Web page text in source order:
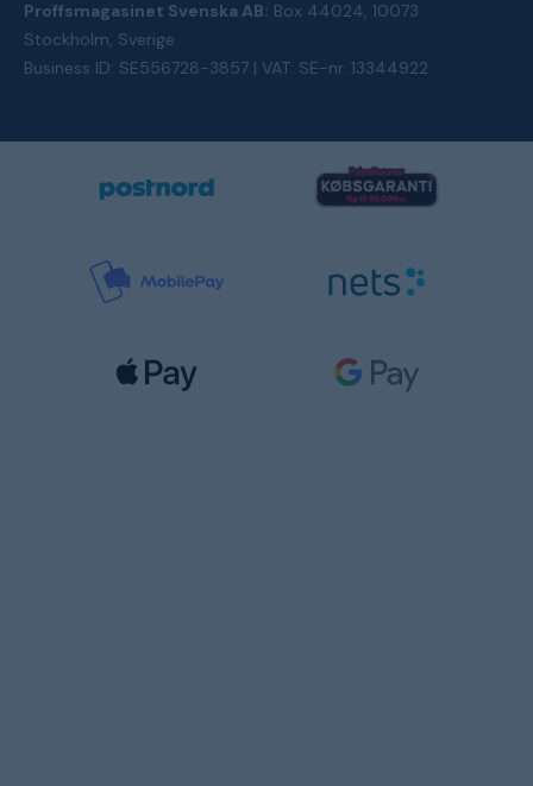
Proffsmagasinet Svenska AB: Box 44024, 10073
Stockholm, Sverige
Business ID: SE556728-3857 | VAT: SE-nr. 13344922